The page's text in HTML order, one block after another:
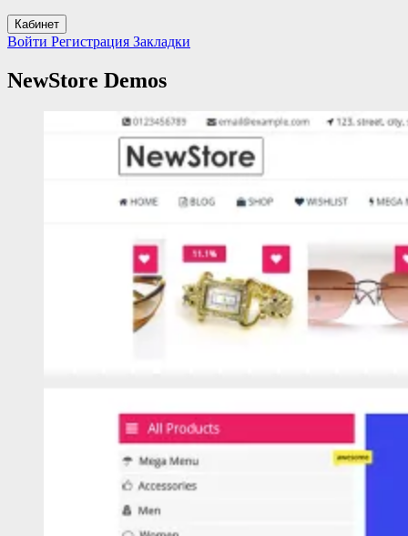
Кабинет
Войти Регистрация Закладки
NewStore Demos